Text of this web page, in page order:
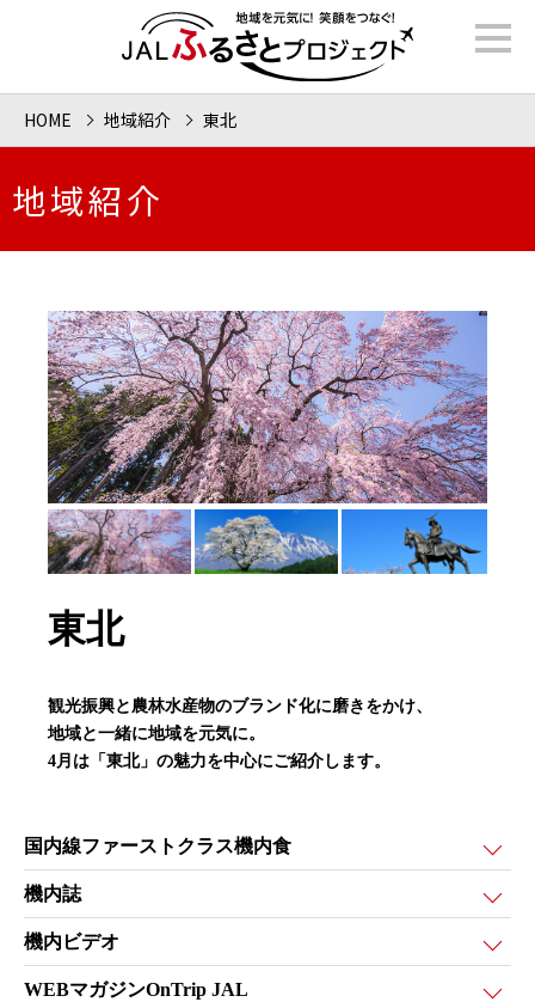
HOME 地域紹介 東北
地域紹介
東北
観光振興と農林水産物のブランド化に磨きをかけ、
地域と一緒に地域を元気に。
4月は「東北」の魅力を中心にご紹介します。
国内線ファーストクラス機内食
機内誌
機内ビデオ
WEBマガジンOnTrip JAL